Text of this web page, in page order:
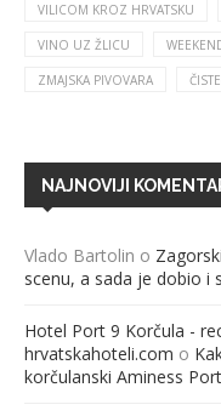
VILICOM KROZ HRVATSKU
VINO UZ ŽLICU
ZMAJSKA PIVOVARA
NAJNOVIJI
Vlado Bartolin o
scenu, a sada je dobio i
Hotel Port 9 Korčula -
hrvatskahoteli.com o
korčulanski Aminess